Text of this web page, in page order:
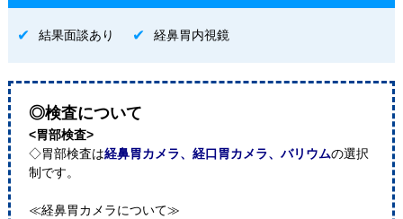
結果面談あり 経鼻胃内視鏡
◎検査について
<胃部検査>
◇胃部検査は経鼻胃カメラ、経口胃カメラ、バリウムの選択
制です。
≪経鼻胃カメラについて≫